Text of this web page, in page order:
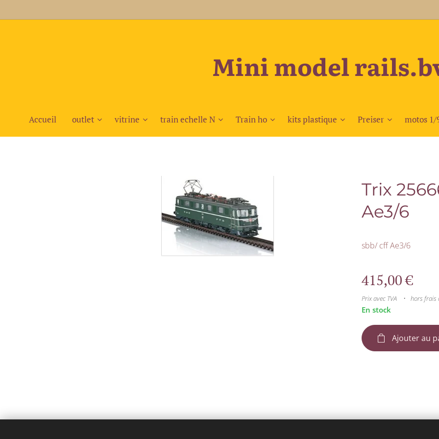
Mini model
Accueil outlet vitrine train echelle N Train ho kits plastique Preiser motos 1/
Trix
Ae3/6
sbb/ cff Ae3/6
415,00€
Prix avec TVA hors frais
En stock
Ajouter au